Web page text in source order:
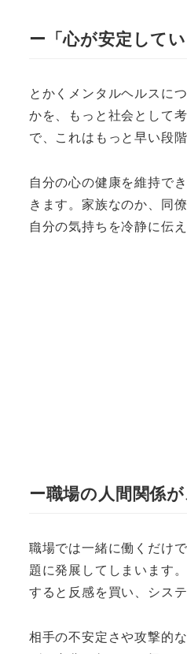
ー「心が安定して
とかくメンタルヘルスに
かを、もっと社会として
で、これはもっと早い段
自分の心の健康を維持で
きます。家族なのか、同
自分の気持ちを冷静に伝
ー職場の人間関係
職場では一緒に働くだけ
題に発展してしまいます
すると反感を買い、シス
相手の不安定さや攻撃的